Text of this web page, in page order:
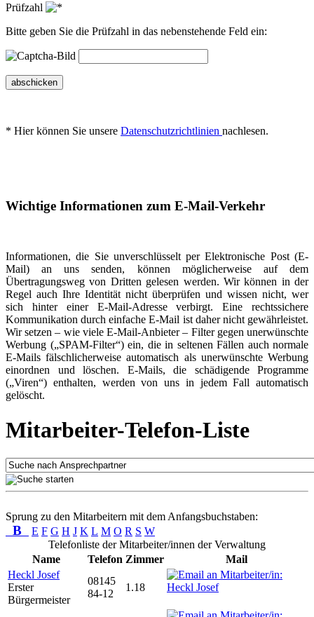
Prüfzahl
Bitte geben Sie die Prüfzahl in das nebenstehende Feld ein:
abschicken
* Hier können Sie unsere Datenschutzrichtlinien nachlesen.
Wichtige Informationen zum E-Mail-Verkehr
Informationen, die Sie unverschlüsselt per Elektronische Post (E-
Mail) an uns senden, können möglicherweise auf dem
Übertragungsweg von Dritten gelesen werden. Wir können in der
Regel auch Ihre Identität nicht überprüfen und wissen nicht, wer
sich hinter einer E-Mail-Adresse verbirgt. Eine rechtssichere
Kommunikation durch einfache E-Mail ist daher nicht gewährleistet.
Wir setzen – wie viele E-Mail-Anbieter – Filter gegen unerwünschte
Werbung („SPAM-Filter“) ein, die in seltenen Fällen auch normale
E-Mails fälschlicherweise automatisch als unerwünschte Werbung
einordnen und löschen. E-Mails, die schädigende Programme
(„Viren“) enthalten, werden von uns in jedem Fall automatisch
gelöscht.
Mitarbeiter-Telefon-Liste
Sprung zu den Mitarbeitern mit dem Anfangsbuchstaben:
B E F G H J K L M O R S W
Telefonliste der Mitarbeiter/innen der Verwaltung
Name
Telefon Zimmer
Mail
Heckl Josef
Erster
Bürgermeister
08145
84-12
1.18